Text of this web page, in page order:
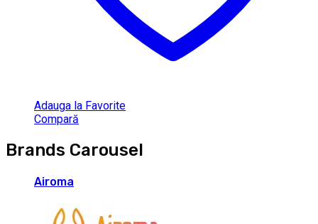
Adauga la Favorite
Compară
Brands Carousel
Airoma